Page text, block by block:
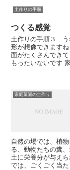
土作りの手順
つくる感覚
土作りの手順３ う
形が想像できます
面がたくさんでき
もったいないです
家庭菜園の土作り
自然の場では、植
る、動物たちの糞
土に栄養分が与え
では、ごくごく当